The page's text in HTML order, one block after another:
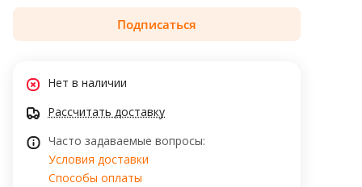
Подписаться
Нет в наличии
Рассчитать доставку
Часто задаваемые вопросы:
Условия доставки
Способы оплаты